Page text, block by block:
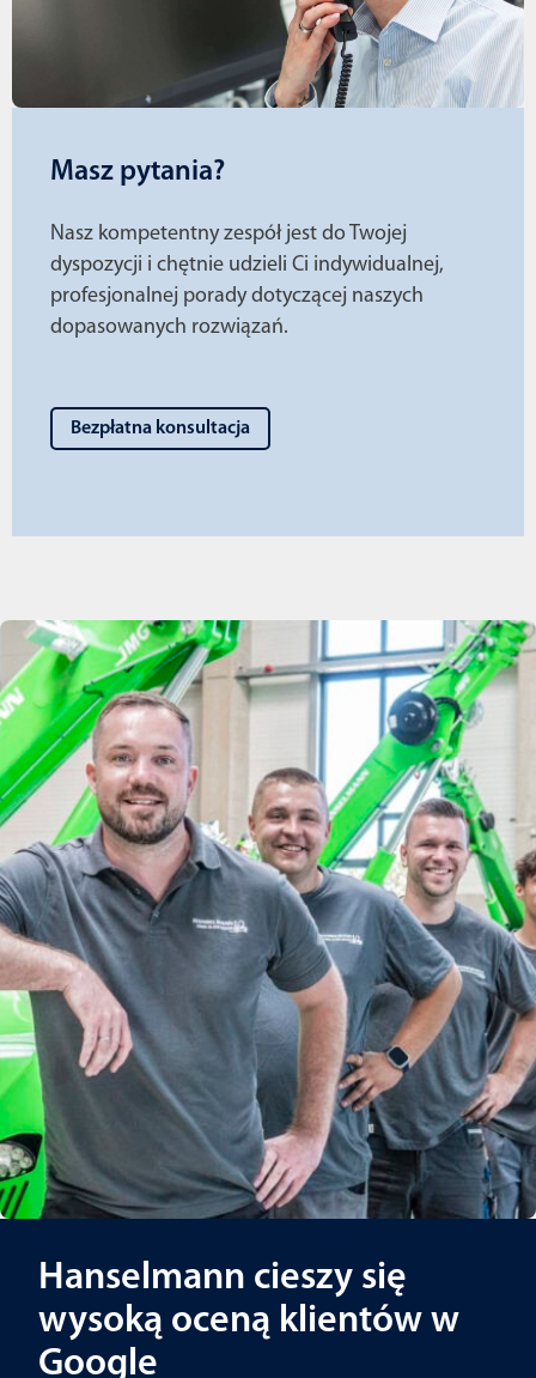
Masz pytania?
Nasz kompetentny zespół jest do Twojej
dyspozycji i chętnie udzieli Ci indywidualnej,
profesjonalnej porady dotyczącej naszych
dopasowanych rozwiązań.
Bezpłatna konsultacja
Hanselmann cieszy się
wysoką oceną klientów w
Google